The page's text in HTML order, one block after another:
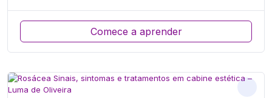
Comece a aprender